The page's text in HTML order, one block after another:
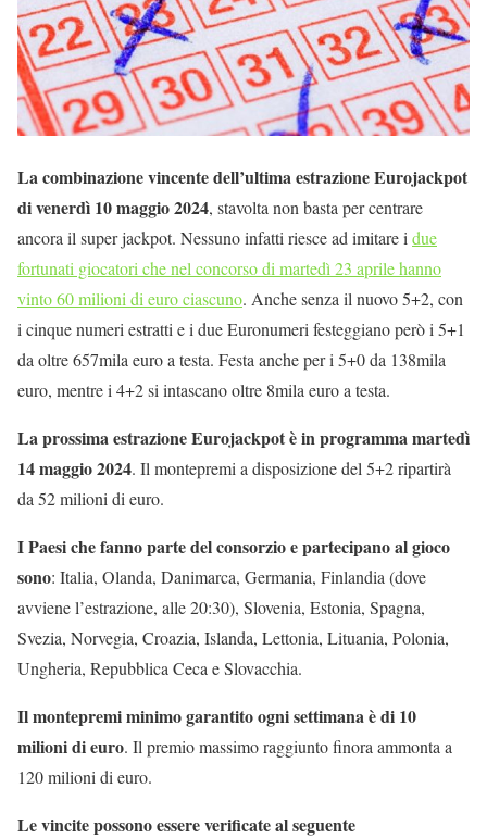
La combinazione vincente dell’ultima estrazione Eurojackpot
di venerdì 10 maggio 2024, stavolta non basta per centrare
ancora il super jackpot. Nessuno infatti riesce ad imitare i due
fortunati giocatori che nel concorso di martedì 23 aprile hanno
vinto 60 milioni di euro ciascuno. Anche senza il nuovo 5+2, con
i cinque numeri estratti e i due Euronumeri festeggiano però i 5+1
da oltre 657mila euro a testa. Festa anche per i 5+0 da 138mila
euro, mentre i 4+2 si intascano oltre 8mila euro a testa.
La prossima estrazione Eurojackpot è in programma martedì
14 maggio 2024. Il montepremi a disposizione del 5+2 ripartirà
da 52 milioni di euro.
I Paesi che fanno parte del consorzio e partecipano al gioco
sono: Italia, Olanda, Danimarca, Germania, Finlandia (dove
avviene l’estrazione, alle 20:30), Slovenia, Estonia, Spagna,
Svezia, Norvegia, Croazia, Islanda, Lettonia, Lituania, Polonia,
Ungheria, Repubblica Ceca e Slovacchia.
Il montepremi minimo garantito ogni settimana è di 10
milioni di euro. Il premio massimo raggiunto finora ammonta a
120 milioni di euro.
Le vincite possono essere verificate al seguente